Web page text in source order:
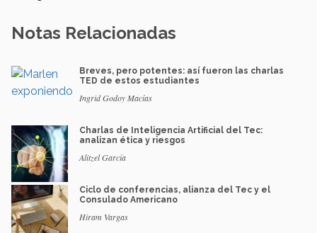
Notas Relacionadas
Breves, pero potentes: así fueron las charlas
TED de estos estudiantes
Ingrid Godoy Macías
Charlas de Inteligencia Artificial del Tec:
analizan ética y riesgos
Alitzel García
Ciclo de conferencias, alianza del Tec y el
Consulado Americano
Hiram Vargas